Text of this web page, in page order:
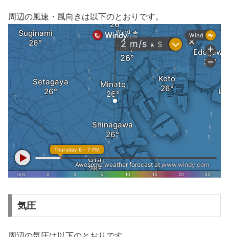
周辺の風速・風向きは以下のとおりです。
気圧